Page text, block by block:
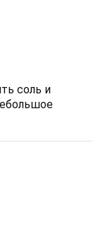
соль и